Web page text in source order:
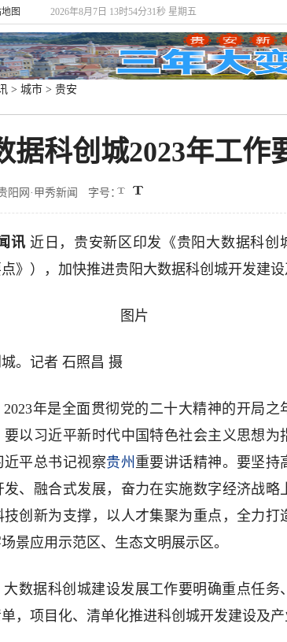
图 2026年8月7日 13时54分31秒 星期五
> 城市 > 贵安
据科创城2023年工作
阳网·甲秀新闻 字号：
讯 近日，贵安新区印发《贵阳大数据科创
》），加快推进贵阳大数据科创城开发建设
。记者 石照昌 摄
2023年是全面贯彻党的二十大精神的开局之
以习近平新时代中国特色社会主义思想为
近平总书记视察贵州 重要讲话精神。要坚持
、融合式发展，奋力在实施数字经济战略
创新为支撑，以人才集聚为重点，全力打
景应用示范区、生态文明展示区。
大数据科创城建设发展工作要明确重点任务
，项目化、清单化推进科创城开发建设及产